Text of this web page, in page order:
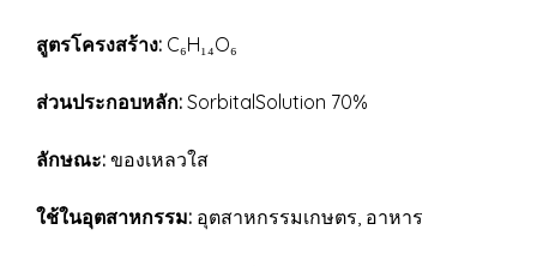
สูตรโครงสร้าง: C₆H₁₄O₆
ส่วนประกอบหลัก: SorbitalSolution 70%
ลักษณะ: ของเหลวใส
ใช้ในอุตสาหกรรม: อุตสาหกรรมเกษตร, อาหาร